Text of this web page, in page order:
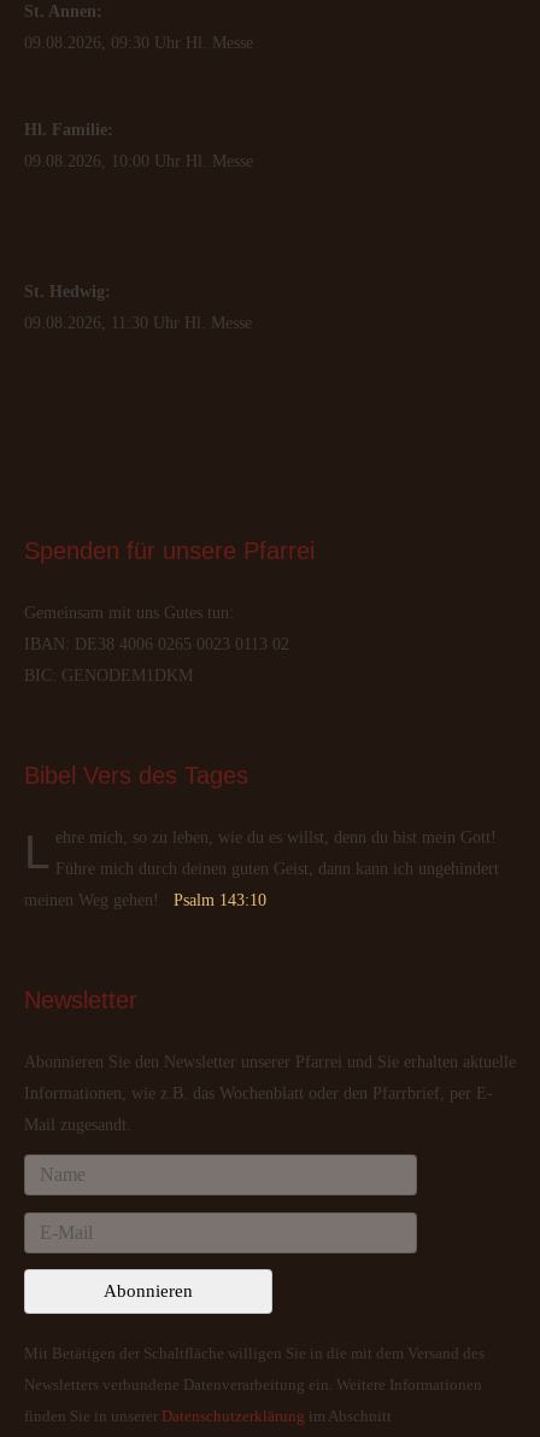
St. Annen:
09.08.2026, 09:30 Uhr Hl. Messe
Hl. Familie:
09.08.2026, 10:00 Uhr Hl. Messe
St. Hedwig:
09.08.2026, 11:30 Uhr Hl. Messe
Spenden für unsere Pfarrei
Gemeinsam mit uns Gutes tun:
IBAN: DE38 4006 0265 0023 0113 02
BIC: GENODEM1DKM
Bibel Vers des Tages
Lehre mich, so zu leben, wie du es willst, denn du bist mein Gott! Führe mich durch deinen guten Geist, dann kann ich ungehindert
meinen Weg gehen!
Psalm 143:10
Newsletter
Abonnieren Sie den Newsletter unserer Pfarrei und Sie erhalten aktuelle
Informationen, wie z.B. das Wochenblatt oder den Pfarrbrief, per E-
Mail zugesandt.
Mit Betätigen der Schaltfläche willigen Sie in die mit dem Versand des
Newsletters verbundene Datenverarbeitung ein. Weitere Informationen
finden Sie in unserer Datenschutzerklärung im Abschnitt